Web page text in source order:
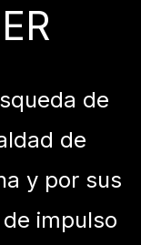
de
de
y por sus
impulso